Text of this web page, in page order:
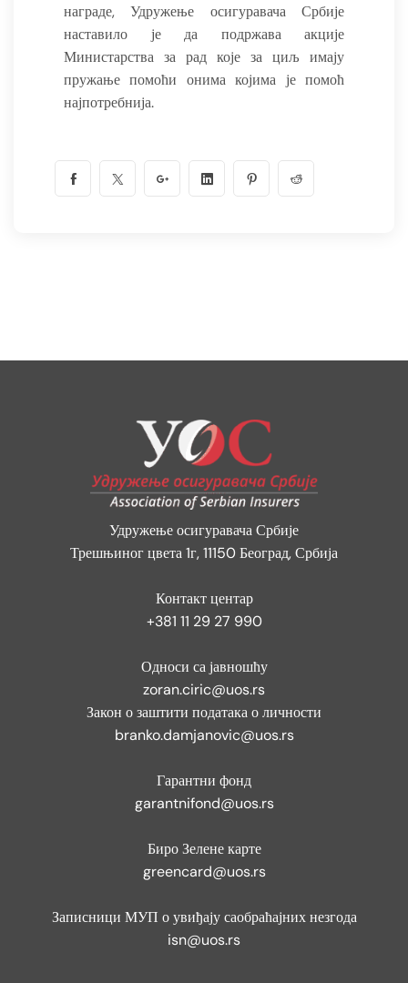
награде, Удружење осигуравача Србије
наставило је да подржава акције
Министарства за рад које за циљ имају
пружање помоћи онима којима је помоћ
најпотребнија.
Удружење осигуравача Србије
Трешњиног цвета 1г, 11150 Београд, Србија
Контакт центар
+381 11 29 27 990
Односи са јавношћу
zoran.ciric@uos.rs
Закон о заштити података о личности
branko.damjanovic@uos.rs
Гарантни фонд
garantnifond@uos.rs
Биро Зелене карте
greencard@uos.rs
Записници МУП о увиђају саобраћајних незгода
isn@uos.rs